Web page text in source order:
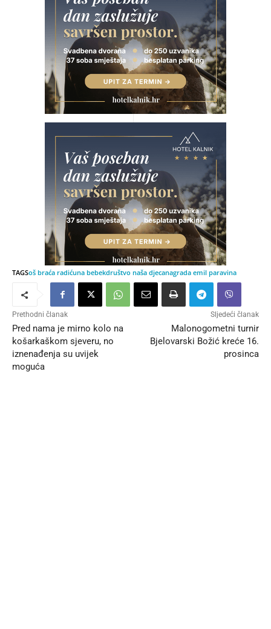
TAGSoš braća radićuna bebekdruštvo naša djecanagrada emil paravina
Prethodni članak
Pred nama je mirno kolo na
košarkaškom sjeveru, no
iznenađenja su uvijek
moguća
Sljedeći članak
Malonogometni turnir
Bjelovarski Božić kreće 16.
prosinca